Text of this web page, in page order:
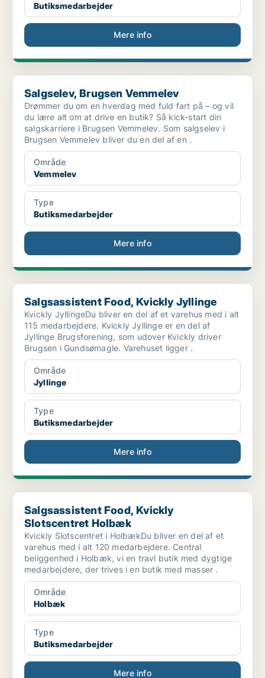
Butiksmedarbejder
Mere info
Salgselev, Brugsen Vemmelev
Salgselev, Brugsen Vemmelev
Drømmer du om en hverdag med fuld fart på – og vil
du lære alt om at drive en butik? Så kick-start din
salgskarriere i Brugsen Vemmelev. Som salgselev i
Brugsen Vemmelev bliver du en del af en .
Område
Vemmelev
Type
Butiksmedarbejder
Mere info
Salgsassistent Food, Kvickly Jyllinge
Salgsassistent Food, Kvickly Jyllinge
Kvickly JyllingeDu bliver en del af et varehus med i alt
115 medarbejdere. Kvickly Jyllinge er en del af
Jyllinge Brugsforening, som udover Kvickly driver
Brugsen i Gundsømagle. Varehuset ligger .
Område
Jyllinge
Type
Butiksmedarbejder
Mere info
Salgsassistent Food, Kvickly Slotscentret Holbæk
Salgsassistent Food, Kvickly
Slotscentret Holbæk
Kvickly Slotscentret i HolbækDu bliver en del af et
varehus med i alt 120 medarbejdere. Central
beliggenhed i Holbæk, vi en travl butik med dygtige
medarbejdere, der trives i en butik med masser .
Område
Holbæk
Type
Butiksmedarbejder
Mere info